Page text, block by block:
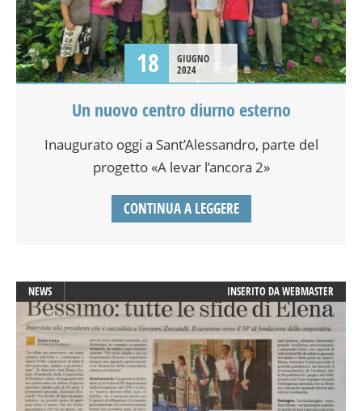
18
GIUGNO
2024
Un nuovo centro diurno esterno
Inaugurato oggi a Sant’Alessandro, parte del
progetto «A levar l’ancora 2»
CONTINUA A LEGGERE
NEWS INSERITO DAWEBMASTER